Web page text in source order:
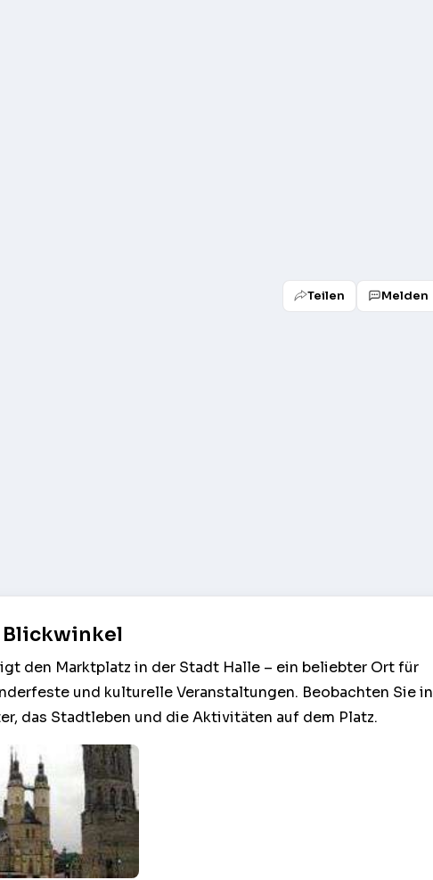
Teilen Melden
Blickwinkel
den Marktplatz in der Stadt Halle – ein beliebter Ort für
und kulturelle Veranstaltungen. Beobachten Sie in
das Stadtleben und die Aktivitäten auf dem Platz.